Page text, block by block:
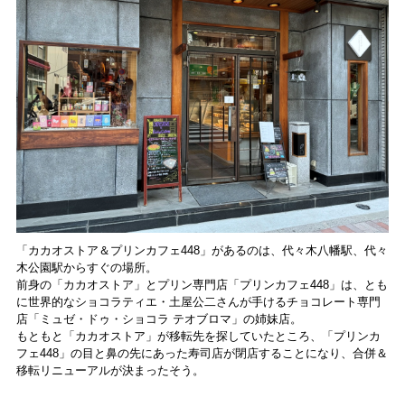
「カカオストア＆プリンカフェ448」があるのは、代々木八幡駅、代々
木公園駅からすぐの場所。
前身の「カカオストア」とプリン専門店「プリンカフェ448」は、とも
に世界的なショコラティエ・土屋公二さんが手けるチョコレート専門
店「ミュゼ・ドゥ・ショコラ テオブロマ」の姉妹店。
もともと「カカオストア」が移転先を探していたところ、「プリンカ
フェ448」の目と鼻の先にあった寿司店が閉店することになり、合併＆
移転リニューアルが決まったそう。